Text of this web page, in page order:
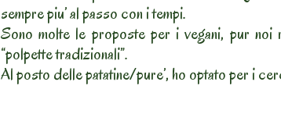
sempre piu’ al passo con i tempi.
Sono molte le proposte per i vegani, pur noi
“polpette tradizionali”.
Al posto delle patatine/pure’, ho optato per i